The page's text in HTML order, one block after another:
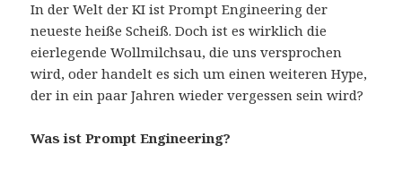
In der Welt der KI ist Prompt Engineering der
neueste heiße Scheiß. Doch ist es wirklich die
eierlegende Wollmilchsau, die uns versprochen
wird, oder handelt es sich um einen weiteren Hype,
der in ein paar Jahren wieder vergessen sein wird?
Was ist Prompt Engineering?